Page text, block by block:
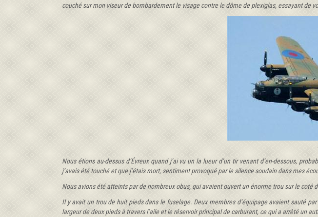
couché sur mon viseur de bombardement le visage contre le dôme de plexiglas, essayant de
Nous étions au-dessus d’Évreux quand j’ai vu un la lueur d’un tir venant d’en-dessous,
j’avais été touché et que j’étais mort, sentiment provoqué par le silence soudain dans mes
Nous avions été atteints par de nombreux obus, qui avaient ouvert un énorme trou sur le coté
Il y avait un trou de huit pieds dans le fuselage. Deux membres d’équipage avaient sauté
largeur de deux pieds à travers l’aile et le réservoir principal de carburant, ce qui a arrêté un